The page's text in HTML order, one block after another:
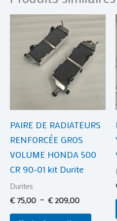
PAIRE DE RADIATEURS
RENFORCÉE GROS
VOLUME HONDA 500
CR 90-01 kit Durite
Durites
€ 75,00 – € 209,00
Plage
prix :
€ 75,00
à
€ 209,00
Ce
a
du